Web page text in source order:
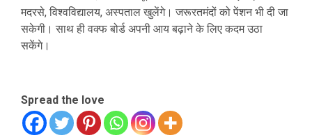
मदरसे, विश्वविद्यालय, अस्पताल खुलेंगे। जरूरतमंदों को पेंशन भी दी जा
सकेगी। साथ ही वक्फ बोर्ड अपनी आय बढ़ाने के लिए कदम उठा
सकेंगे।
Spread the love